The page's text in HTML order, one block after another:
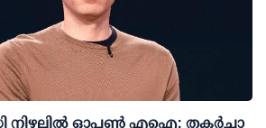
നിഴലില്‍ ഓപ്പണ്‍ എഐ: തകര്‍ച്ചാ